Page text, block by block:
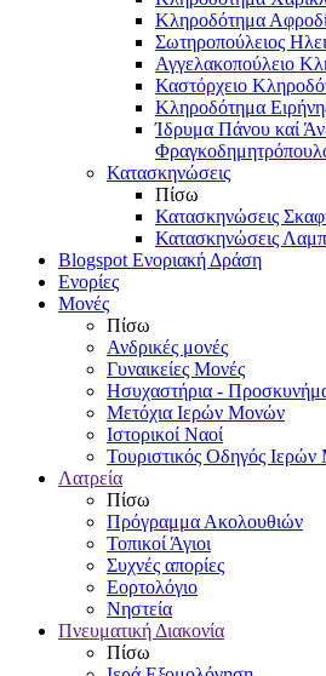
Κληροδότημα
Σωτηροπούλειος
Αγγελακοπούλειο
Καστόρχειο
Κληροδότημα
Ίδρυμα Πάνου καί
Κατασκηνώσεις
Πίσω
Κατασκηνώσεις
Κατασκηνώσεις
Blogspot Ενοριακή Δράση
Ενορίες
Μονές
Πίσω
Ανδρικές μονές
Γυναικείες Μονές
Ησυχαστήρια -
Μετόχια Ιερών Μονών
Ιστορικοί Ναοί
Τουριστικός Οδηγός
Λατρεία
Πίσω
Πρόγραμμα Ακολουθιών
Τοπικοί Άγιοι
Συχνές απορίες
Εορτολόγιο
Νηστεία
Πνευματική Διακονία
Πίσω